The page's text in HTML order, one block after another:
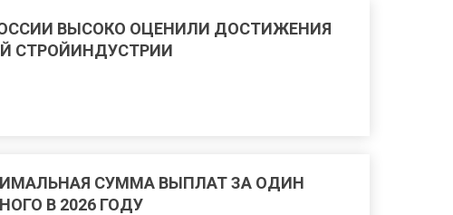
ВЫСОКО ОЦЕНИЛИ ДОСТИЖЕНИЯ
СТРОЙИНДУСТРИИ
СУММА ВЫПЛАТ ЗА ОДИН
В 2026 ГОДУ